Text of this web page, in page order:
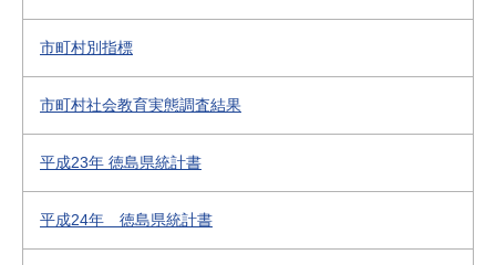
市町村別指標
市町村社会教育実態調査結果
平成23年 徳島県統計書
平成24年 徳島県統計書